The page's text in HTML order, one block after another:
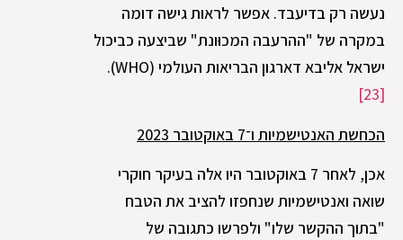
נעשה רק בדיעבד. אפשר לראות גישה דומה
במקרה של "ההרעבה המכוּונת" שביצעה כביכול
ישראל אליבא דארגון הבריאות העולמי (WHO).
הכחשת האנטישמיות ו־7 באוקטובר 2023
אכן, לאחר 7 באוקטובר היו אלה בעיקר חוקרי
שואה ואנטישמיות שנחפזו להציב את הטבח
"בתוך ההקשר שלו" ולפרשו כתגובה של